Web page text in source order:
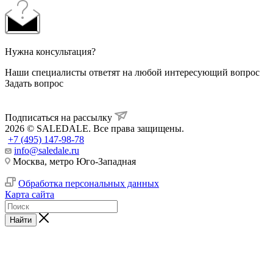
Нужна консультация?
Наши специалисты ответят на любой интересующий вопрос
Задать вопрос
Подписаться на рассылку
2026 © SALEDALE. Все права защищены.
+7 (495) 147-98-78
info@saledale.ru
Москва, метро Юго-Западная
Обработка персональных данных
Карта сайта
Найти